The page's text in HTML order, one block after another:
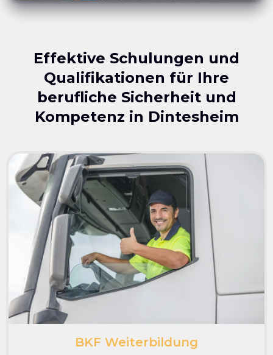
Effektive Schulungen und
Qualifikationen für Ihre
berufliche Sicherheit und
Kompetenz in Dintesheim
BKF Weiterbildung